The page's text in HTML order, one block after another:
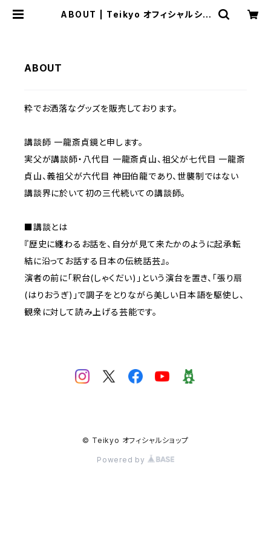
ABOUT | Teikyo オフィシャルショ
ABOUT
粋でお洒落なグッズを販売しております。
講談師 一龍斎貞鏡と申します。
実父が講談師・八代目 一龍斎貞山、祖父が七代目 一龍斎
貞山、義祖父が六代目 神田伯龍であり、世襲制ではない
講談界に於いて初の三代続いての講談師。
■講談とは
『歴史に纏わるお話を、自分が見て来たかのように起承転
結に沿ってお話する日本の伝統話芸』。
演者の前に「釈台(しゃくだい)」という演台を置き、「張り扇
(はりおうぎ)」で調子をとりながら美しい日本語を駆使し、
観衆に対して読み上げる芸能です。
© Teikyo オフィシャルショップ
Powered by